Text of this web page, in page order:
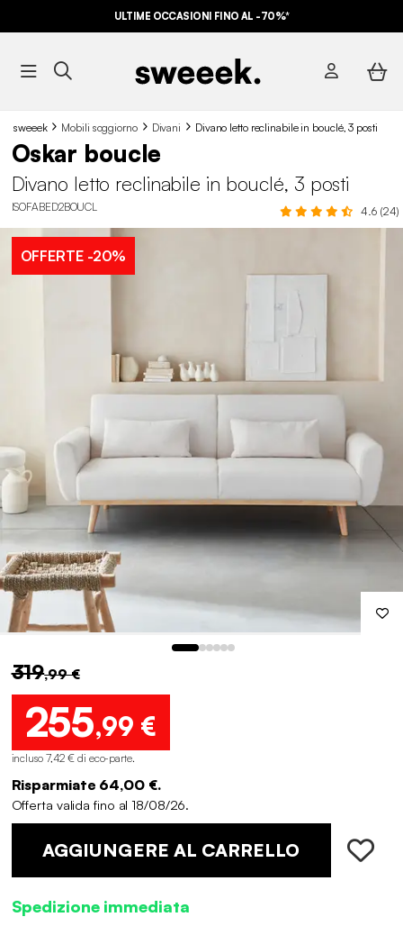
ULTIME OCCASIONI FINO AL -70%*
sweeek Mobili soggiorno Divani Divano letto reclinabile in bouclé, 3 posti
Oskar boucle
Divano letto reclinabile in bouclé, 3 posti
ISOFABED2BOUCL 4.6 (24)
OFFERTE-20%
319,99 €
255,99 €
incluso 7,42 € di eco-parte.
Risparmiate 64,00 €.
Offerta valida fino al 18/08/26.
AGGIUNGERE AL CARRELLO
Spedizione immediata